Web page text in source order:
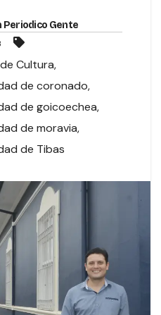
Periodico Gente
Cultura,
de coronado,
de goicoechea,
de moravia,
de Tibas